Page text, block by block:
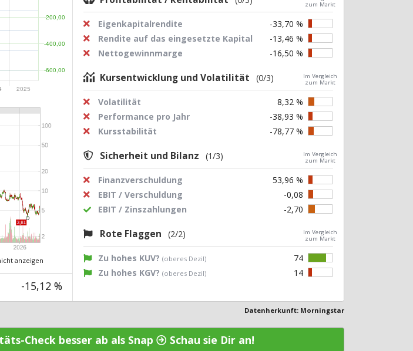
zum Markt
Eigenkapitalrendite
-33,70 %
Rendite auf das eingesetzte Kapital
-13,46 %
Nettogewinnmarge
-16,50 %
Kursentwicklung und Volatilität (0/3)
Im Vergleich
zum Markt
Volatilität
8,32 %
Performance pro Jahr
-38,93 %
Kursstabilität
-78,77 %
Sicherheit und Bilanz (1/3)
Im Vergleich
zum Markt
Finanzverschuldung
53,96 %
EBIT / Verschuldung
-0,08
EBIT / Zinszahlungen
-2,70
Rote Flaggen (2/2)
Im Vergleich
zum Markt
Zu hohes KUV?(oberes Dezil)
74
Zu hohes KGV?(oberes Dezil) 14
anzeigen
-15,12 %
Datenherkunft: Morningstar
Check besser ab als Snap Schau sie Dir an!